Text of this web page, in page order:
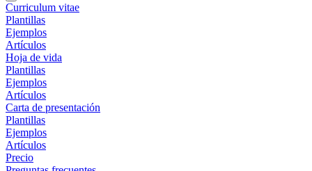
Curriculum vitae
Plantillas
Ejemplos
Artículos
Hoja de vida
Plantillas
Ejemplos
Artículos
Carta de presentación
Plantillas
Ejemplos
Artículos
Precio